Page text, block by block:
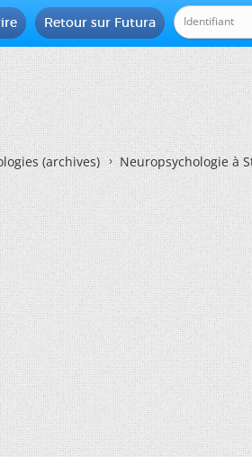
Retour sur Futura
(archives) Neuropsychologie à